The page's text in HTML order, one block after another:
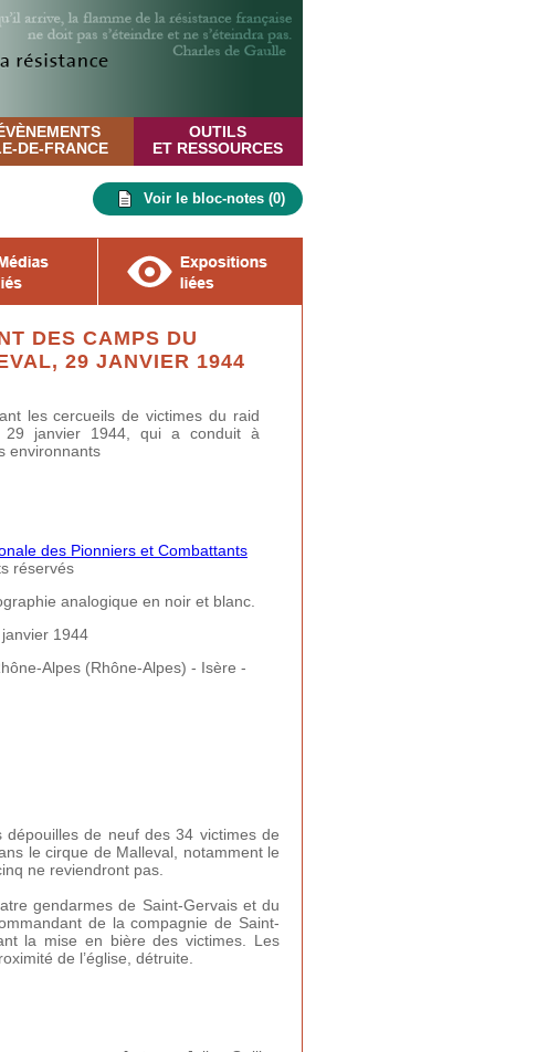
DE-FRANCE
OUTILS
ET RESSOURCES
Voir le bloc-notes (0)
DES CAMPS DU
29 JANVIER 1944
les cercueils de victimes du raid
29 janvier 1944, qui a conduit à
environnants
des Pionniers et Combattants
réservés
analogique en noir et blanc.
1944
Alpes (Rhône-Alpes) - Isère -
de neuf des 34 victimes de
le cirque de Malleval, notamment le
ne reviendront pas.
gendarmes de Saint-Gervais et du
de la compagnie de Saint-
la mise en bière des victimes. Les
de l’église, détruite.